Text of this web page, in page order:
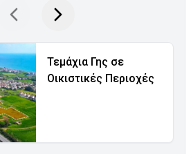
Τεμάχια Γης σε
Οικιστικές Περιοχές